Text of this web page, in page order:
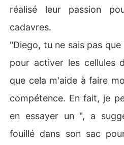
réalisé leur passion
cadavres.
"Diego, tu ne sais pas
pour activer les cellules
que cela m'aide à faire
compétence. En fait, je
en essayer un ", a
fouillé dans son sac